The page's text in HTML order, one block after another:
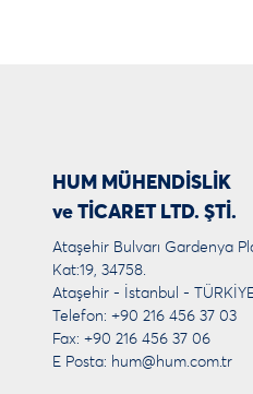
HUM MÜHENDİSLİK
ve TİCARET LTD. ŞTİ.
Ataşehir Bulvarı Gardenya
Kat:19, 34758.
Ataşehir - İstanbul -
Telefon: +90 216 456 37 03
Fax: +90 216 456 37 06
E Posta: hum@hum.com.tr